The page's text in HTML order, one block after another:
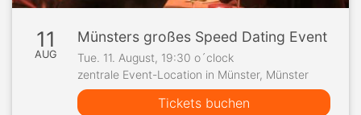
11
AUG
Münsters großes Speed Dating Event
Tue. 11. August, 19:30 o´clock
zentrale Event-Location in Münster, Münster
Tickets buchen